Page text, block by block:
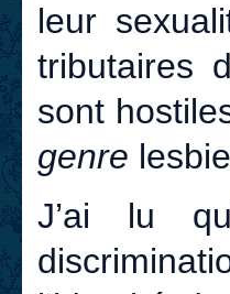
leur
tributaires
sont
genre
J’ai lu